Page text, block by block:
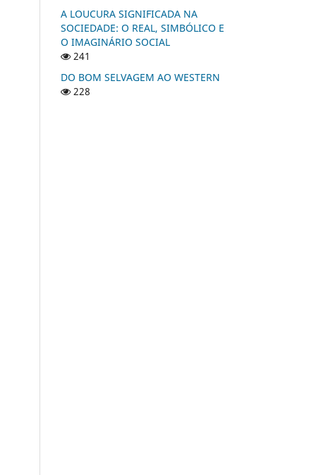
A LOUCURA SIGNIFICADA NA
SOCIEDADE: O REAL, SIMBÓLICO E
O IMAGINÁRIO SOCIAL
241
DO BOM SELVAGEM AO WESTERN
228